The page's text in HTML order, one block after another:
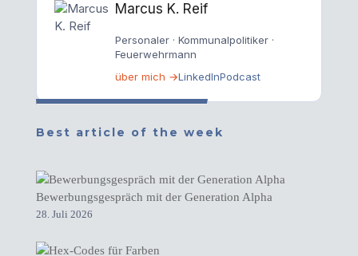
Marcus K. Reif
Personaler · Kommunalpolitiker ·
Feuerwehrmann
über mich →LinkedInPodcast
Best article of the week
Bewerbungsgespräch mit der Generation Alpha
28. Juli 2026